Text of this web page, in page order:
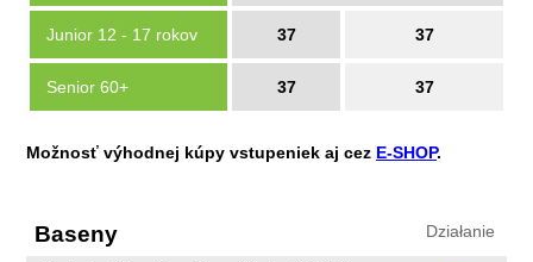
Junior 12 - 17 rokov 37 37
Senior 60+ 37 37
Možnosť výhodnej kúpy vstupeniek aj cez E-SHOP.
Baseny Działanie